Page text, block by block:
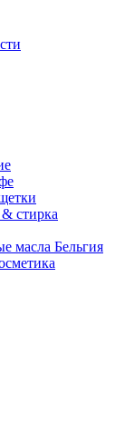
стирка
масла Бельгия